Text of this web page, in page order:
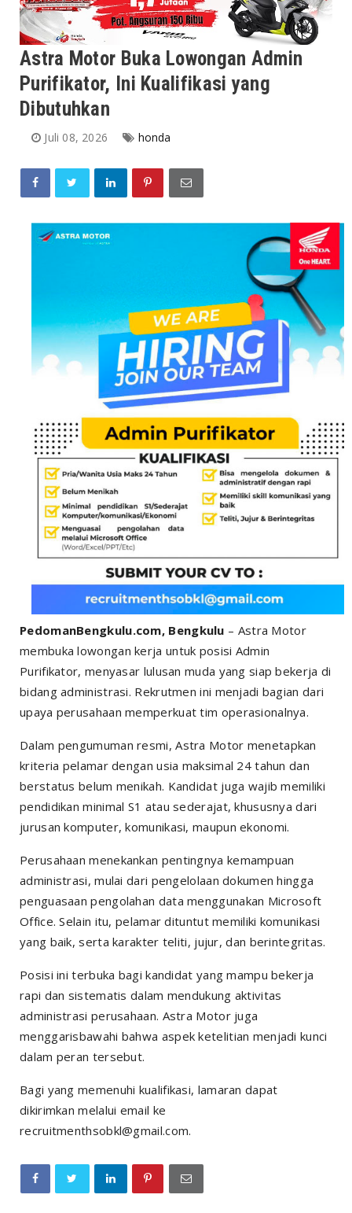
Astra Motor Buka Lowongan Admin
Purifikator, Ini Kualifikasi yang
Dibutuhkan
Juli 08, 2026 honda
PedomanBengkulu.com, Bengkulu – Astra Motor
membuka lowongan kerja untuk posisi Admin
Purifikator, menyasar lulusan muda yang siap bekerja di
bidang administrasi. Rekrutmen ini menjadi bagian dari
upaya perusahaan memperkuat tim operasionalnya.
Dalam pengumuman resmi, Astra Motor menetapkan
kriteria pelamar dengan usia maksimal 24 tahun dan
berstatus belum menikah. Kandidat juga wajib memiliki
pendidikan minimal S1 atau sederajat, khususnya dari
jurusan komputer, komunikasi, maupun ekonomi.
Perusahaan menekankan pentingnya kemampuan
administrasi, mulai dari pengelolaan dokumen hingga
penguasaan pengolahan data menggunakan Microsoft
Office. Selain itu, pelamar dituntut memiliki komunikasi
yang baik, serta karakter teliti, jujur, dan berintegritas.
Posisi ini terbuka bagi kandidat yang mampu bekerja
rapi dan sistematis dalam mendukung aktivitas
administrasi perusahaan. Astra Motor juga
menggarisbawahi bahwa aspek ketelitian menjadi kunci
dalam peran tersebut.
Bagi yang memenuhi kualifikasi, lamaran dapat
dikirimkan melalui email ke
recruitmenthsobkl@gmail.com.